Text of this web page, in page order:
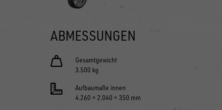
ABMESSUNGEN
Gesamtgewicht
3.500 kg
Aufbaumaße innen
4.260 × 2.040 × 350 mm